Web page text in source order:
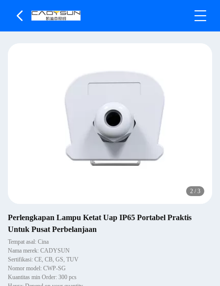
2 / 3
Perlengkapan Lampu Ketat Uap IP65 Portabel Praktis
Untuk Pusat Perbelanjaan
Tempat asal: Cina
Nama merek: CADYSUN
Sertifikasi: CE, CB, GS, TUV
Nomor model: CWP-SG
Kuantitas min Order: 300 pcs